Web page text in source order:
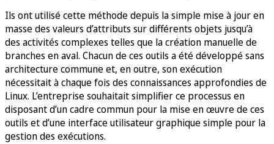
Ils ont utilisé cette méthode depuis la simple mise à jour en
masse des valeurs d’attributs sur différents objets jusqu’à
des activités complexes telles que la création manuelle de
branches en aval. Chacun de ces outils a été développé sans
architecture commune et, en outre, son exécution
nécessitait à chaque fois des connaissances approfondies de
Linux. L’entreprise souhaitait simplifier ce processus en
disposant d’un cadre commun pour la mise en œuvre de ces
outils et d’une interface utilisateur graphique simple pour la
gestion des exécutions.